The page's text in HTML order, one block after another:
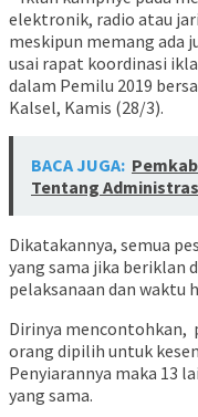
elektronik, radio atau
meskipun memang ada
usai rapat koordinasi
dalam Pemilu 2019
Kalsel, Kamis (28/3).
BACA JUGA:
Tentang
Dikatakannya, semua
yang sama jika beriklan
pelaksanaan dan waktu
Dirinya mencontohkan,
orang dipilih untuk
Penyiarannya maka 13
yang sama.